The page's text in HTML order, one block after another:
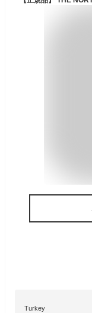
Turkey